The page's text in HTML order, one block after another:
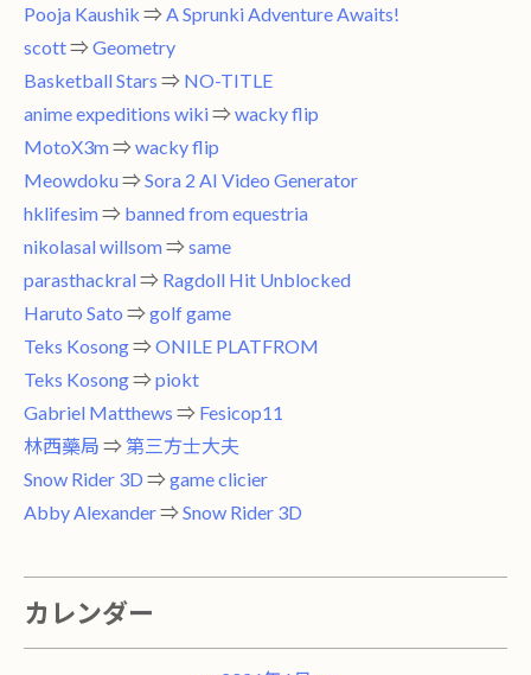
Pooja Kaushik ⇒ A Sprunki Adventure Awaits!
scott⇒ Geometry
Basketball Stars ⇒ NO-TITLE
anime expeditions wiki⇒ wacky flip
MotoX3m⇒ wacky flip
Meowdoku⇒ Sora 2 AI Video Generator
hklifesim⇒ banned from equestria
nikolasal willsom⇒ same
parasthackral⇒ Ragdoll Hit Unblocked
Haruto Sato ⇒ golf game
Teks Kosong⇒ ONILE PLATFROM
Teks Kosong⇒ piokt
Gabriel Matthews ⇒ Fesicop11
林西藥局 ⇒ 第三方士大夫
Snow Rider 3D ⇒ game clicier
Abby Alexander⇒ Snow Rider 3D
カレンダー